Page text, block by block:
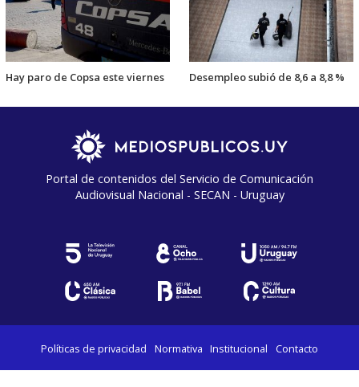
Hay paro de Copsa este viernes Desempleo subió de 8,6 a 8,8 %
Portal de contenidos del Servicio de Comunicación
Audiovisual Nacional - SECAN - Uruguay
Políticas de privacidad Normativa Institucional Contacto